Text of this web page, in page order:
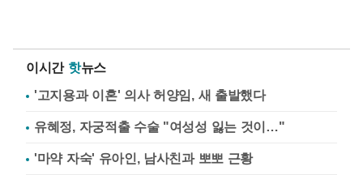
이시간 핫뉴스
'고지용과 이혼' 의사 허양임, 새 출발했다
유혜정, 자궁적출 수술 "여성성 잃는 것이…"
'마약 자숙' 유아인, 남사친과 뽀뽀 근황